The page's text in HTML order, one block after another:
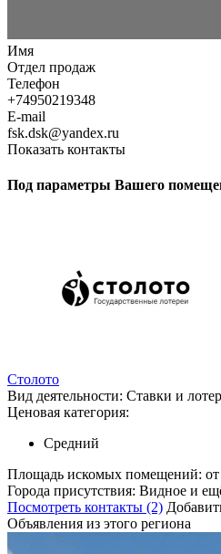
Имя
Отдел продаж
Телефон
+74950219348
E-mail
fsk.dsk@yandex.ru
Показать контакты
Под параметры Вашего
Столото
Вид деятельности: Ставки и
Ценовая категория:
Средний
Площадь искомых помещений:
Города присутствия: Видное и
Посмотреть контакты (2)
Объявления из этого региона